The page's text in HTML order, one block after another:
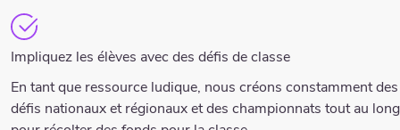
Impliquez les élèves avec des défis de classe
En tant que ressource ludique, nous créons constamment
défis nationaux et régionaux et des championnats tout au